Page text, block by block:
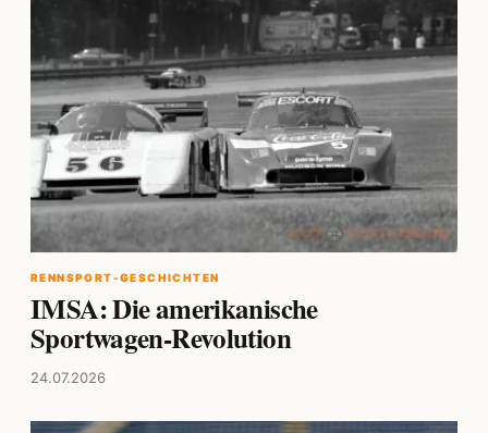
RENNSPORT-GESCHICHTEN
IMSA: Die amerikanische
Sportwagen-Revolution
24.07.2026